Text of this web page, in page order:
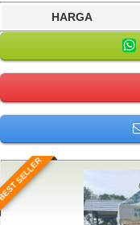
HARGA
SELLER